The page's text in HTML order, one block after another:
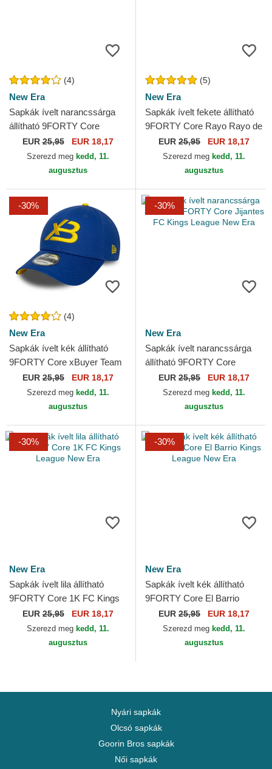
(4)
New Era
Sapkák ívelt narancssárga
állítható 9FORTY Core
Aniquiladores FC Kings
League New Era
EUR25,95 EUR 18,17
Szerezd meg kedd, 11.
augusztus
(5)
New Era
Sapkák ívelt fekete állítható
9FORTY Core Rayo Rayo de
Barcelona Kings League New
EUR 25,95 EUR 18,17
Szerezd meg kedd, 11.
augusztus
-30%
(4)
New Era
Sapkák ívelt kék állítható
9FORTY Core xBuyer Team
Kings League New Era
EUR25,95 EUR 18,17
Szerezd meg kedd, 11.
augusztus
-30%
New Era
Sapkák ívelt narancssárga
állítható 9FORTY Core
Jijantes FC Kings League
New Era
EUR 25,95 EUR 18,17
Szerezd meg kedd, 11.
augusztus
-30%
New Era
Sapkák ívelt lila állítható
9FORTY Core 1K FC Kings
League New Era
EUR25,95 EUR 18,17
Szerezd meg kedd, 11.
augusztus
-30%
New Era
Sapkák ívelt kék állítható
9FORTY Core El Barrio
Kings League New Era
EUR 25,95 EUR 18,17
Szerezd meg kedd, 11.
augusztus
Nyári sapkák
Olcsó sapkák
Goorin Bros sapkák
Női sapkák